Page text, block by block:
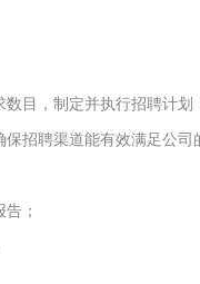
目，制定并执行招聘计划
招聘渠道能有效满足公司
；